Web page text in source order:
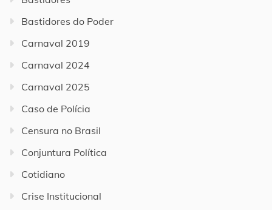
Bastidores do Poder
Carnaval 2019
Carnaval 2024
Carnaval 2025
Caso de Polícia
Censura no Brasil
Conjuntura Política
Cotidiano
Crise Institucional